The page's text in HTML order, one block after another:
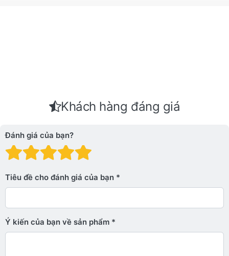
Khách hàng đáng giá
Đánh giá của bạn?
Đánh giá: 4 trên 5
Đánh giá: 3 trên 5 sao.
Đánh giá: 2 trên 5 sao.
Đánh giá: 1 trên 5 sao. Xấu
Tiêu đề cho đánh giá của bạn
Ý kiến ​​của bạn về sản phẩm